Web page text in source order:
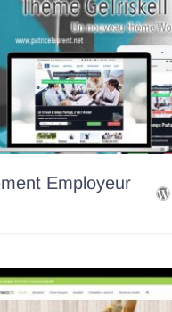
Employeur